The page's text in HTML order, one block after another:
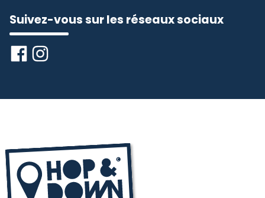
Suivez-vous sur les réseaux sociaux